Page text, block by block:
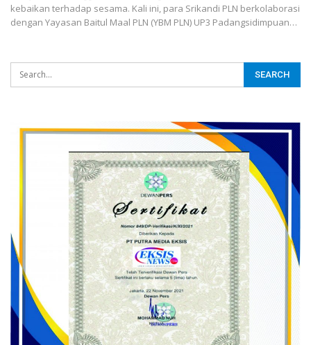
kebaikan terhadap sesama. Kali ini, para Srikandi PLN berkolaborasi
dengan Yayasan Baitul Maal PLN (YBM PLN) UP3 Padangsidimpuan…